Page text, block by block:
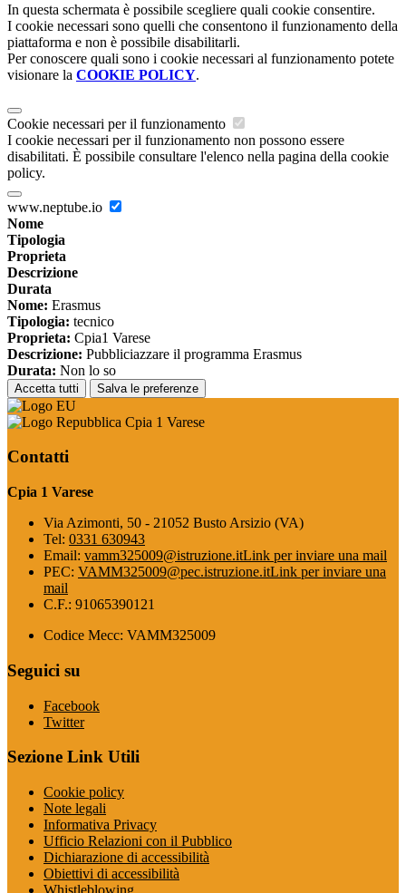
In questa schermata è possibile scegliere quali cookie consentire.
I cookie necessari sono quelli che consentono il funzionamento della
piattaforma e non è possibile disabilitarli.
Per conoscere quali sono i cookie necessari al funzionamento potete
visionare la COOKIE POLICY.
Cookie necessari per il funzionamento
I cookie necessari per il funzionamento non possono essere
disabilitati. È possibile consultare l'elenco nella pagina della cookie
policy.
www.neptube.io
Nome
Tipologia
Proprieta
Descrizione
Durata
Nome: Erasmus
Tipologia: tecnico
Proprieta: Cpia1 Varese
Descrizione: Pubbliciazzare il programma Erasmus
Durata: Non lo so
Accetta tutti Salva le preferenze
Cpia 1 Varese
Contatti
Cpia 1 Varese
Via Azimonti, 50 - 21052 Busto Arsizio (VA)
Tel: 0331 630943
Email: vamm325009@istruzione.itLink per inviare una mail
PEC: VAMM325009@pec.istruzione.itLink per inviare una
mail
C.F.: 91065390121
Codice Mecc: VAMM325009
Seguici su
Facebook
Twitter
Sezione Link Utili
Cookie policy
Note legali
Informativa Privacy
Ufficio Relazioni con il Pubblico
Dichiarazione di accessibilità
Obiettivi di accessibilità
Whistleblowing